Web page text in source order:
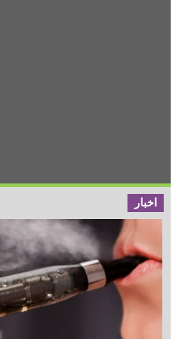
اخبار